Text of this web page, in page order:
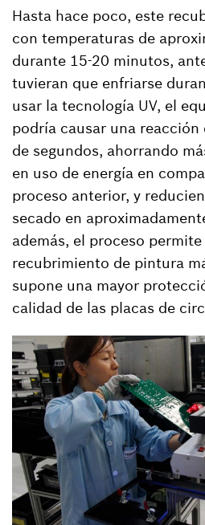
Hasta hace poco, este
con temperaturas de
durante 15-20 minutos,
tuvieran que enfriarse
usar la tecnología UV, el
podría causar una
de segundos, ahorrando
en uso de energía en
proceso anterior, y
secado en
además, el proceso
recubrimiento de pintura
supone una mayor
calidad de las placas de